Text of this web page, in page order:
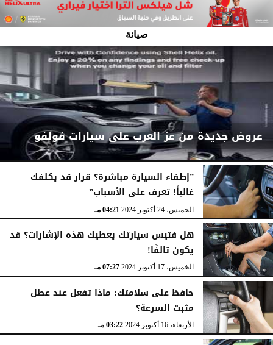
صيانة
عروض جديدة من عز العرب على سيارات فولفو
الإثنين، 16 ديسمبر 2024 04:53 مـ
”إطفاء السيارة مباشرة؟ قرار قد يكلفك
غالياً! تعرف على الأسباب”
الخميس، 24 أكتوبر 2024 04:21 مـ
هل فتيس سيارتك يعطيك هذه الإشارات؟ قد
يكون تالفًا!
الخميس، 17 أكتوبر 2024 07:27 مـ
حافظ على سلامتك: ماذا تفعل عند عطل
مثبت السرعة؟
الأربعاء، 16 أكتوبر 2024 03:22 مـ